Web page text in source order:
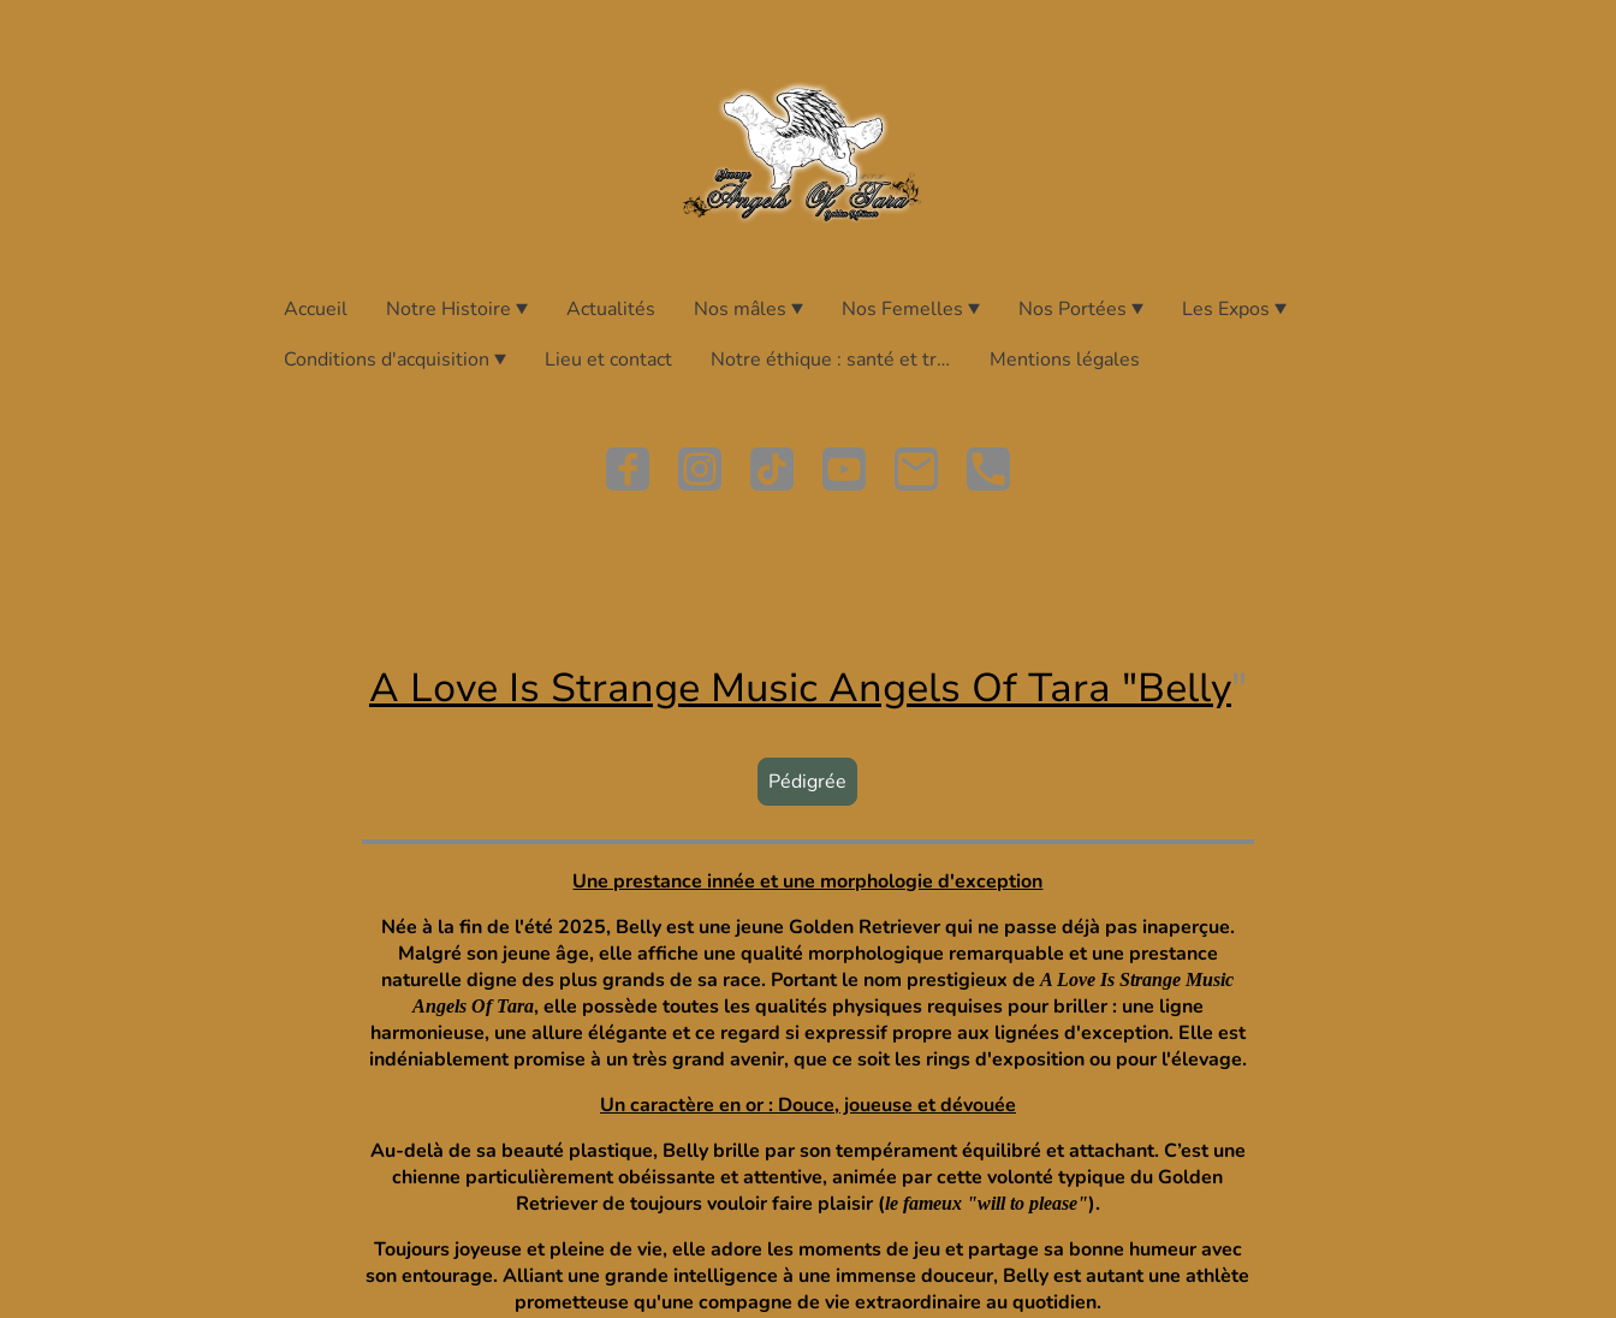
Accueil Notre Histoire Actualités Nos mâles Nos Femelles Nos Portées
Les Expos
Conditions d'acquisition
Lieu et contact Notre éthique : santé et transparence Mentions légales
A Love Is Strange Music Angels Of Tara "Belly"
Pédigrée
Une prestance innée et une morphologie d'exception
Née à la fin de l'été 2025, Belly est une jeune Golden Retriever qui ne passe déjà pas inaperçue.
Malgré son jeune âge, elle affiche une qualité morphologique remarquable et une prestance
naturelle digne des plus grands de sa race. Portant le nom prestigieux deA Love Is Strange Music
Angels Of Tara, elle possède toutes les qualités physiques requises pour briller : une ligne
harmonieuse, une allure élégante et ce regard si expressif propre aux lignées d'exception. Elle est
indéniablement promise à un très grand avenir, que ce soit les rings d'exposition ou pour l'élevage.
Un caractère en or : Douce, joueuse et dévouée
Au-delà de sa beauté plastique, Belly brille par son tempérament équilibré et attachant. C’est une
chienne particulièrement obéissante et attentive, animée par cette volonté typique du Golden
Retriever de toujours vouloir faire plaisir (le fameux "will to please").
Toujours joyeuse et pleine de vie, elle adore les moments de jeu et partage sa bonne humeur avec
son entourage. Alliant une grande intelligence à une immense douceur, Belly est autant une athlète
prometteuse qu'une compagne de vie extraordinaire au quotidien.